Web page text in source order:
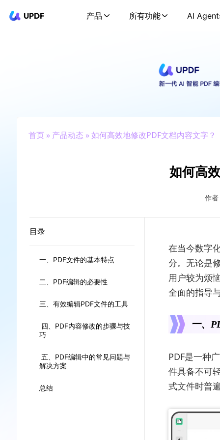
UPDF 产品 所有功能 AI
首页» 产品动态 » 如何高效地修改PDF文档内容文字？
如何高
作
目录
一、PDF文件的基本特点
二、PDF编辑的必要性
三、有效编辑PDF文件的工具
四、PDF内容修改的步骤与技
巧
五、PDF编辑中的常见问题与
解决方案
总结
在当今数字
分。无论是
用户较为烦
全面的指导
一、
PDF是一种
件具备不可
式文件时普